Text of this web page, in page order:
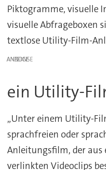
Piktogramme, visuelle
visuelle Abfrageboxen
textlose Utility-Film-
ANZEIGE
ein Utility-
„Unter einem Utility-
sprachfreien oder
Anleitungsfilm, der
verlinkten Videoclips